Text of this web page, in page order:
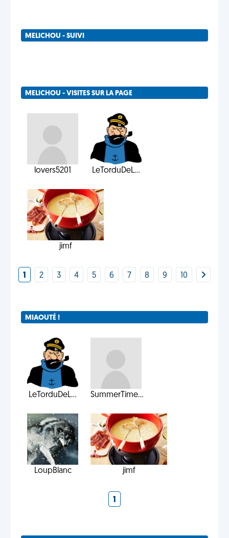
MELICHOU - SUIVI
MELICHOU - VISITES SUR LA PAGE
lovers5201 LeTorduDeL...
jimf
1 2 3 4 5 6 7 8 9 10
MIAOUTÉ !
LeTorduDeL... SummerTime...
LoupBlanc jimf
1